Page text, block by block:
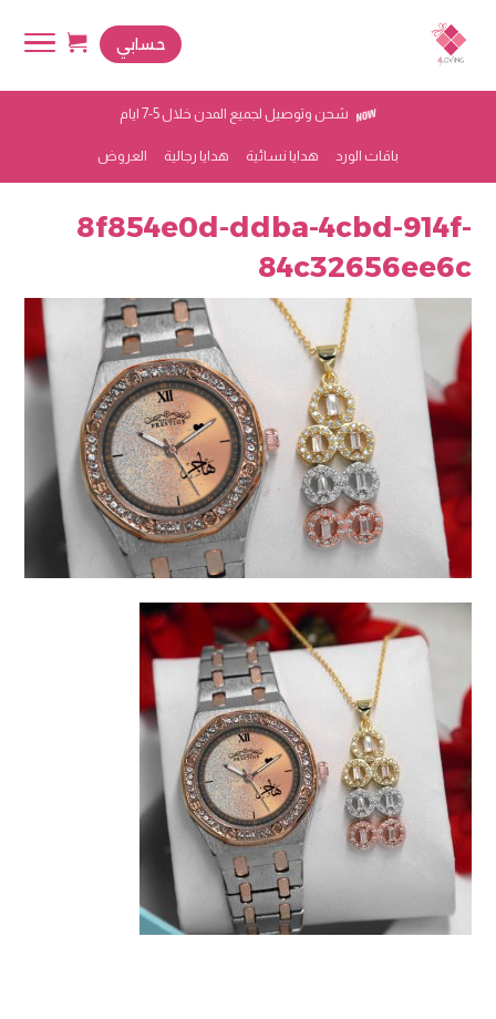
حسابي
باقات الورد هدايا نسائية هدايا رجالية العروض
8f854e0d-ddba-4cbd-914f-
84c32656ee6c